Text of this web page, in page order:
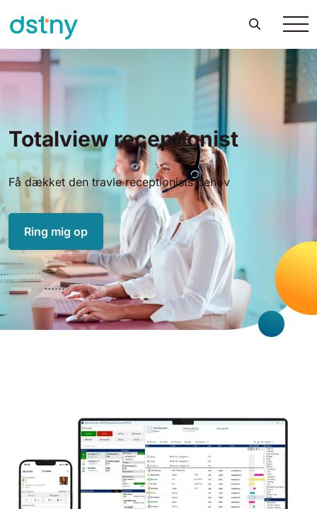
Totalview receptionist
Få dækket den travle receptionists behov
Ring mig op